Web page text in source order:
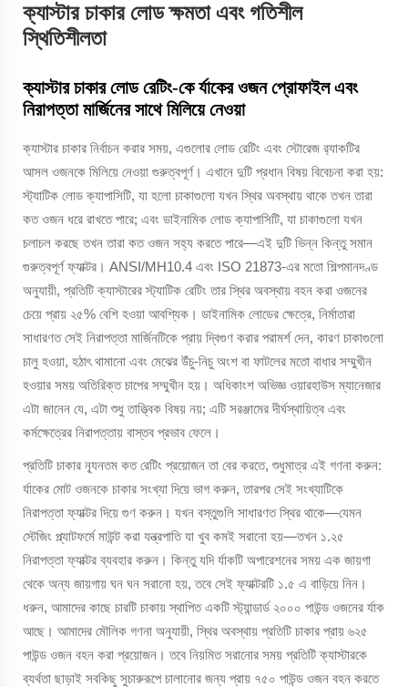
ক্যাস্টার চাকার লোড ক্ষমতা এবং গতিশীল
স্থিতিশীলতা
ক্যাস্টার চাকার লোড রেটিং-কে র্যাকের ওজন প্রোফাইল এবং
নিরাপত্তা মার্জিনের সাথে মিলিয়ে নেওয়া
ক্যাস্টার চাকার নির্বাচন করার সময়, এগুলোর লোড রেটিং এবং স্টোরেজ র‍্যাকটির
আসল ওজনকে মিলিয়ে নেওয়া গুরুত্বপূর্ণ। এখানে দুটি প্রধান বিষয় বিবেচনা করা হয়:
স্ট্যাটিক লোড ক্যাপাসিটি, যা হলো চাকাগুলো যখন স্থির অবস্থায় থাকে তখন তারা
কত ওজন ধরে রাখতে পারে; এবং ডাইনামিক লোড ক্যাপাসিটি, যা চাকাগুলো যখন
চলাচল করছে তখন তারা কত ওজন সহ্য করতে পারে—এই দুটি ভিন্ন কিন্তু সমান
গুরুত্বপূর্ণ ফ্যাক্টর। ANSI/MH10.4 এবং ISO 21873-এর মতো শিল্পমানদণ্ড
অনুযায়ী, প্রতিটি ক্যাস্টারের স্ট্যাটিক রেটিং তার স্থির অবস্থায় বহন করা ওজনের
চেয়ে প্রায় ২৫% বেশি হওয়া আবশ্যিক। ডাইনামিক লোডের ক্ষেত্রে, নির্মাতারা
সাধারণত সেই নিরাপত্তা মার্জিনটিকে প্রায় দ্বিগুণ করার পরামর্শ দেন, কারণ চাকাগুলো
চালু হওয়া, হঠাৎ থামানো এবং মেঝের উঁচু-নিচু অংশ বা ফাটলের মতো বাধার সম্মুখীন
হওয়ার সময় অতিরিক্ত চাপের সম্মুখীন হয়। অধিকাংশ অভিজ্ঞ ওয়ারহাউস ম্যানেজার
এটা জানেন যে, এটা শুধু তাত্ত্বিক বিষয় নয়; এটি সরঞ্জামের দীর্ঘস্থায়িত্ব এবং
কর্মক্ষেত্রের নিরাপত্তায় বাস্তব প্রভাব ফেলে।
প্রতিটি চাকার ন্যূনতম কত রেটিং প্রয়োজন তা বের করতে, শুধুমাত্র এই গণনা করুন:
র্যাকের মোট ওজনকে চাকার সংখ্যা দিয়ে ভাগ করুন, তারপর সেই সংখ্যাটিকে
নিরাপত্তা ফ্যাক্টর দিয়ে গুণ করুন। যখন বস্তুগুলি সাধারণত স্থির থাকে—যেমন
স্টেজিং প্ল্যাটফর্মে মাউন্ট করা যন্ত্রপাতি যা খুব কমই সরানো হয়—তখন ১.২৫
নিরাপত্তা ফ্যাক্টর ব্যবহার করুন। কিন্তু যদি র্যাকটি অপারেশনের সময় এক জায়গা
থেকে অন্য জায়গায় ঘন ঘন সরানো হয়, তবে সেই ফ্যাক্টরটি ১.৫ এ বাড়িয়ে নিন।
ধরুন, আমাদের কাছে চারটি চাকায় স্থাপিত একটি স্ট্যান্ডার্ড ২০০০ পাউন্ড ওজনের র্যাক
আছে। আমাদের মৌলিক গণনা অনুযায়ী, স্থির অবস্থায় প্রতিটি চাকার প্রায় ৬২৫
পাউন্ড ওজন বহন করা প্রয়োজন। তবে নিয়মিত সরানোর সময় প্রতিটি ক্যাস্টারকে
ব্যর্থতা ছাড়াই সবকিছু সুচারুরূপে চালানোর জন্য প্রায় ৭৫০ পাউন্ড ওজন বহন করতে